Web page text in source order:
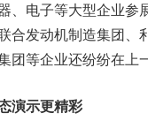
电子等大型企业参展
合发动机制造集团
团等企业还纷纷在上
演示更精彩